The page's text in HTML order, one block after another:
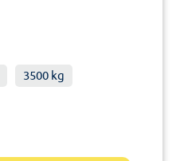
3500 kg